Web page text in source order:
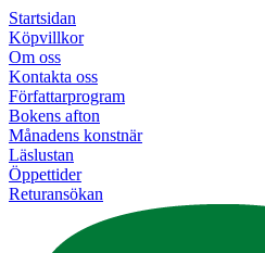
Startsidan
Köpvillkor
Om oss
Kontakta oss
Författarprogram
Bokens afton
Månadens konstnär
Läslustan
Öppettider
Returansökan